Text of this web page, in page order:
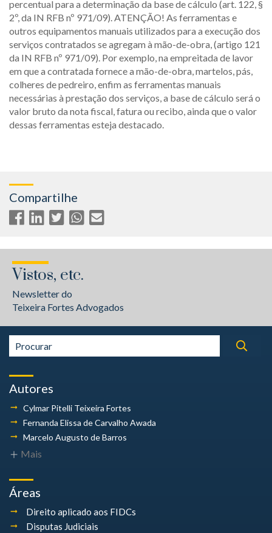
percentual para a determinação da base de cálculo (art. 122, §
2º, da IN RFB nº 971/09). ATENÇÃO! As ferramentas e
outros equipamentos manuais utilizados para a execução dos
serviços contratados se agregam à mão-de-obra, (artigo 121
da IN RFB nº 971/09). Por exemplo, na empreitada de lavor
em que a contratada fornece a mão-de-obra, martelos, pás,
colheres de pedreiro, enfim as ferramentas manuais
necessárias à prestação dos serviços, a base de cálculo será o
valor bruto da nota fiscal, fatura ou recibo, ainda que o valor
dessas ferramentas esteja destacado.
Compartilhe
Vistos, etc.
Newsletter do
Teixeira Fortes Advogados
Autores
Cylmar Pitelli Teixeira Fortes
Fernanda Elissa de Carvalho Awada
Marcelo Augusto de Barros
Mais
Áreas
Direito aplicado aos FIDCs
Disputas Judiciais